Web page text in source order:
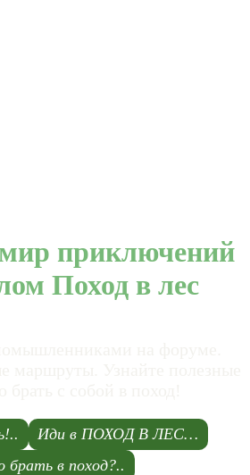
приключений
Поход в лес
Иди в ПОХОД В ЛЕС…
брать в поход?..